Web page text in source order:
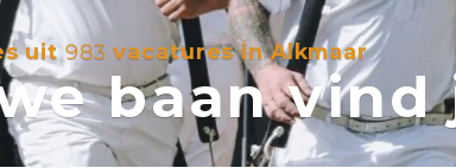
uit 983 vacatures in Alkmaar
baan vind